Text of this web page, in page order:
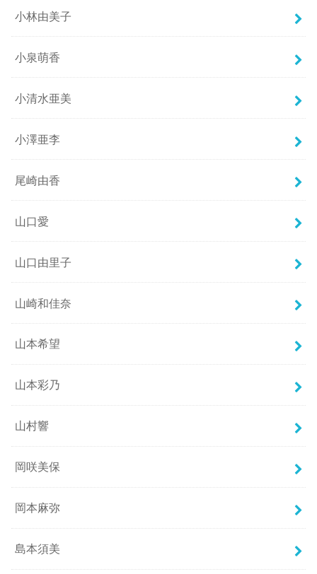
小林由美子
小泉萌香
小清水亜美
小澤亜李
尾崎由香
山口愛
山口由里子
山崎和佳奈
山本希望
山本彩乃
山村響
岡咲美保
岡本麻弥
島本須美